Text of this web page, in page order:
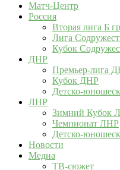
Матч-Центр
Россия
Вторая лига Б
Лига
Кубок
ДНР
Премьер-лига
Кубок ДНР
Детско-
ЛНР
Зимний Кубок
Чемпионат ЛНР
Детско-
Новости
Медиа
ТВ-сюжет